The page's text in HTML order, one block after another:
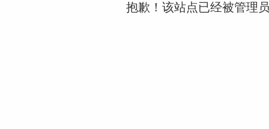
抱歉！该站点已经被管理